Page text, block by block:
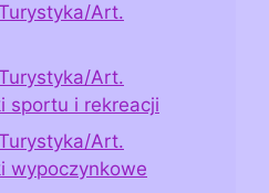
Art.
Art.
sportu i rekreacji
Art.
wypoczynkowe